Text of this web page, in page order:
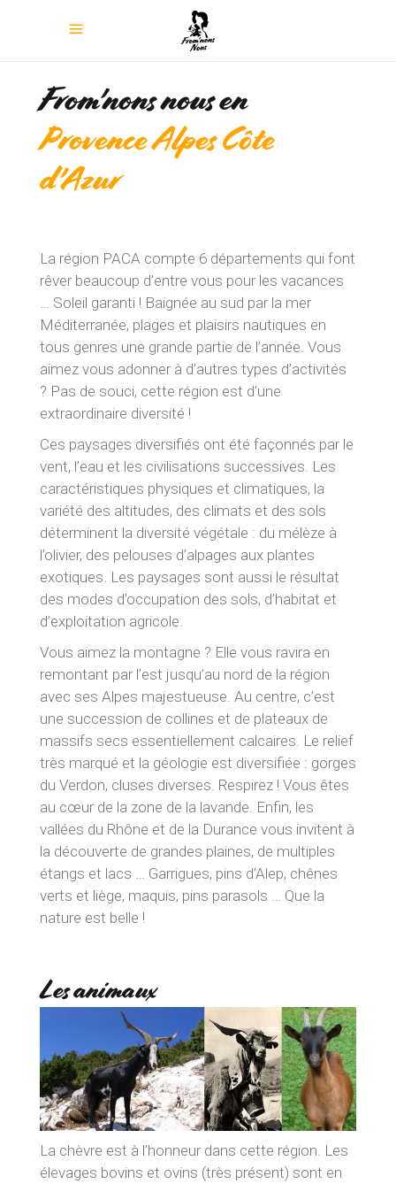
From'nons nous en
Provence Alpes Côte
d'Azur
La région PACA compte 6 départements qui font
rêver beaucoup d’entre vous pour les vacances
… Soleil garanti ! Baignée au sud par la mer
Méditerranée, plages et plaisirs nautiques en
tous genres une grande partie de l’année. Vous
aimez vous adonner à d’autres types d’activités
? Pas de souci, cette région est d’une
extraordinaire diversité !
Ces paysages diversifiés ont été façonnés par le
vent, l’eau et les civilisations successives. Les
caractéristiques physiques et climatiques, la
variété des altitudes, des climats et des sols
déterminent la diversité végétale : du mélèze à
l’olivier, des pelouses d’alpages aux plantes
exotiques. Les paysages sont aussi le résultat
des modes d’occupation des sols, d’habitat et
d’exploitation agricole.
Vous aimez la montagne ? Elle vous ravira en
remontant par l’est jusqu’au nord de la région
avec ses Alpes majestueuse. Au centre, c’est
une succession de collines et de plateaux de
massifs secs essentiellement calcaires. Le relief
très marqué et la géologie est diversifiée : gorges
du Verdon, cluses diverses. Respirez ! Vous êtes
au cœur de la zone de la lavande. Enfin, les
vallées du Rhône et de la Durance vous invitent à
la découverte de grandes plaines, de multiples
étangs et lacs … Garrigues, pins d’Alep, chênes
verts et liège, maquis, pins parasols … Que la
nature est belle !
Les animaux
La chèvre est à l’honneur dans cette région. Les
élevages bovins et ovins (très présent) sont en